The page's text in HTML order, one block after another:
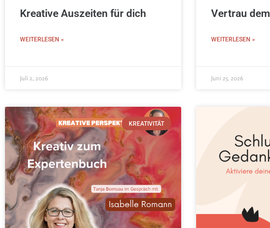
Kreative Auszeiten für dich
WEITERLESEN »
Juli 2, 2026
Vertrau
WEITERLESEN »
Juni 25, 2026
KREATIVITÄT